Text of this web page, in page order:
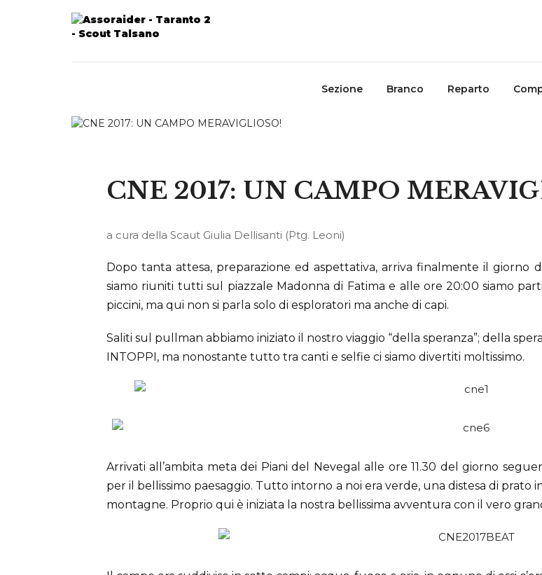
Sezione Branco Reparto
CNE 2017: UN CAMPO
a cura della Scaut Giulia Dellisanti (Ptg. Leoni)
Dopo tanta attesa, preparazione ed aspettativa, arriva finalmente il giorno
siamo riuniti tutti sul piazzale Madonna di Fatima e alle ore 20:00 siamo
piccini, ma qui non si parla solo di esploratori ma anche di capi.
Saliti sul pullman abbiamo iniziato il nostro viaggio “della speranza”; della
INTOPPI, ma nonostante tutto tra canti e selfie ci siamo divertiti moltissimo.
Arrivati all’ambita meta dei Piani del Nevegal alle ore 11.30 del giorno
per il bellissimo paesaggio. Tutto intorno a noi era verde, una distesa di prato
montagne. Proprio qui è iniziata la nostra bellissima avventura con il vero